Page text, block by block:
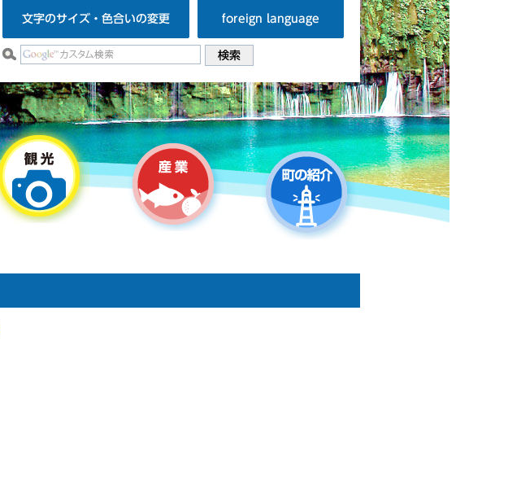
文字のサイズ・色合いの変更 foreign language